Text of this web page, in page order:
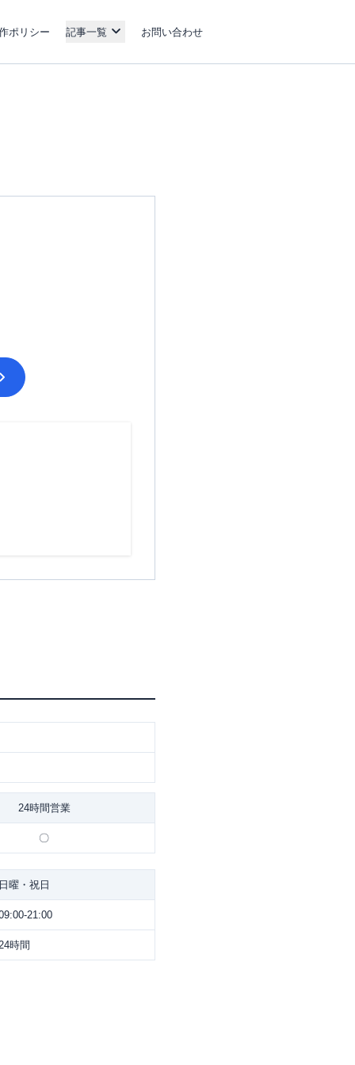
ポリシー 記事一覧 お問い合わせ
24時間営業
〇
日曜・祝日
21:00
時間